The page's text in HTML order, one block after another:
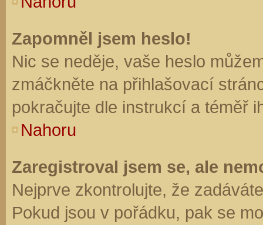
Zapomněl jsem heslo!
Nic se neděje, vaše heslo
zmáčkněte na přihlašovací
pokračujte dle instrukcí a téměř
Nahoru
Zaregistroval jsem se, ale
Nejprve zkontrolujte, že
Pokud jsou v pořádku, pak se